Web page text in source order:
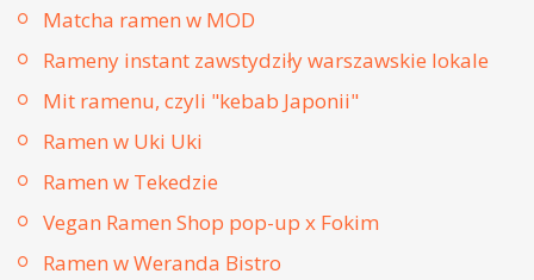
Matcha ramen w MOD
Rameny instant zawstydziły warszawskie lokale
Mit ramenu, czyli "kebab Japonii"
Ramen w Uki Uki
Ramen w Tekedzie
Vegan Ramen Shop pop-up x Fokim
Ramen w Weranda Bistro